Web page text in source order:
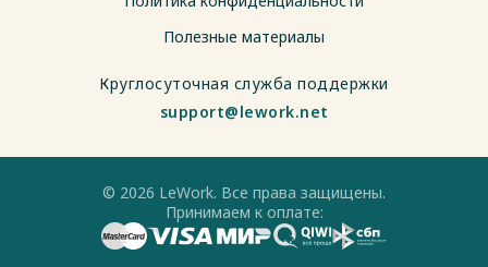
Полезные материалы
Круглосуточная служба поддержки
support@lework.net
© 2026 LeWork. Все права защищены.
Принимаем к оплате: